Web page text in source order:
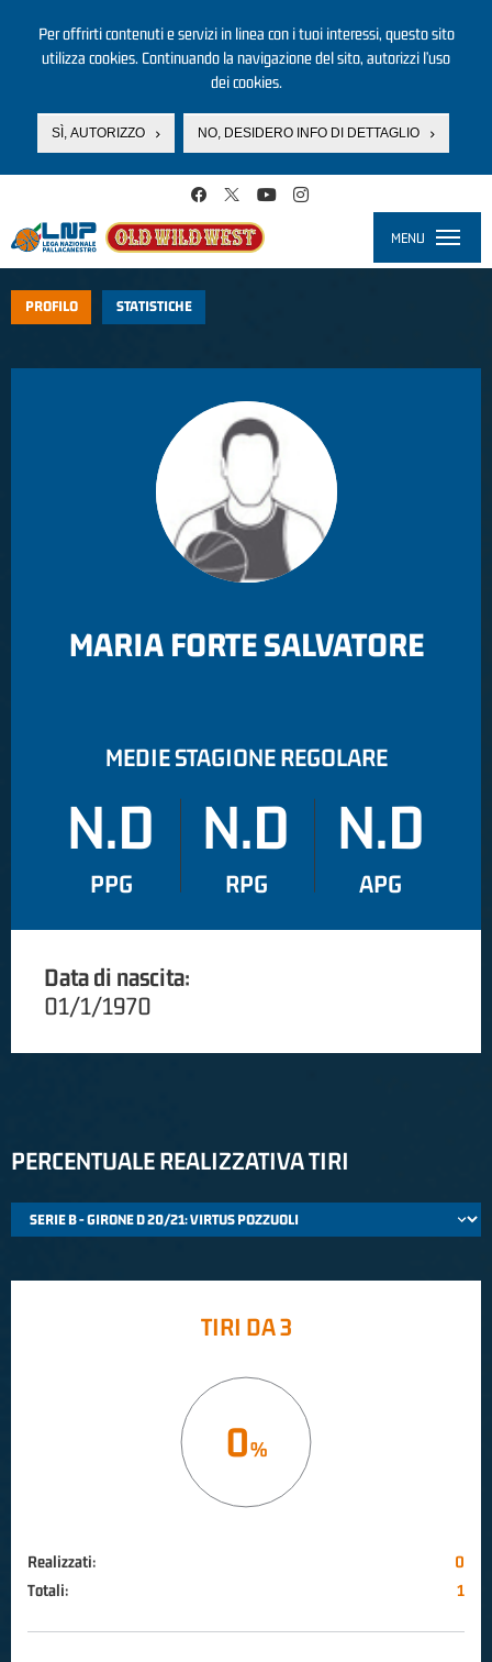
Per offrirti contenuti e servizi in linea con i tuoi interessi, questo sito
utilizza cookies. Continuando la navigazione del sito, autorizzi l’uso
dei cookies.
SÌ, AUTORIZZO NO, DESIDERO INFO DI DETTAGLIO
MENU
PROFILO STATISTICHE
MARIA FORTE SALVATORE
MEDIE STAGIONE REGOLARE
N.D
PPG
N.D
RPG
N.D
APG
Data di nascita:
01/1/1970
PERCENTUALE REALIZZATIVA TIRI
TIRI DA 3
0
Realizzati:
0
Totali:
1